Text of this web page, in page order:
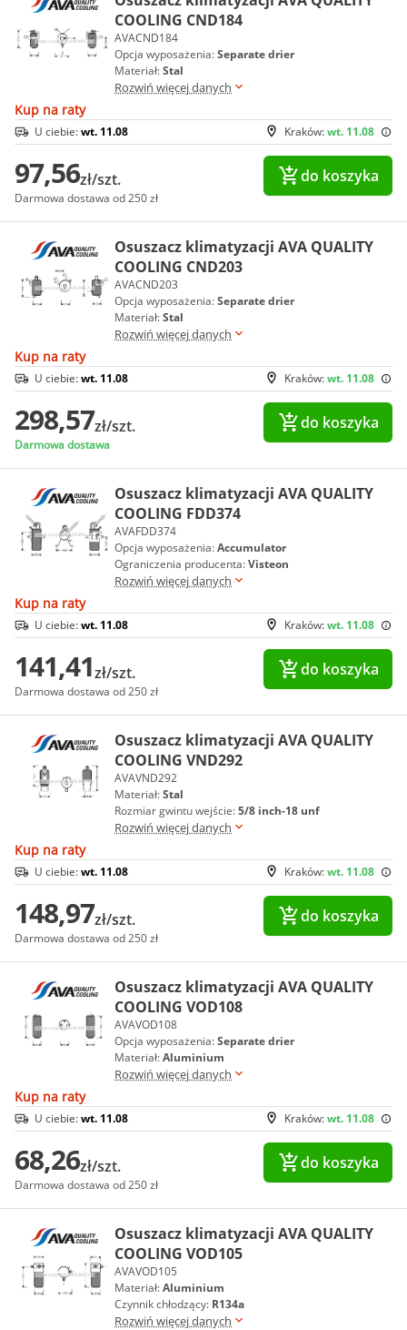
COOLING CND184
AVACND184
Opcja wyposażenia:Separate drier
Materiał:Stal
Rozwiń więcej danych
Kup na raty
Kraków:wt. 11.08
U ciebie:wt. 11.08
97,56zł/szt.
Darmowa dostawa od 250 zł
do koszyka
Osuszacz klimatyzacji AVA QUALITY
COOLING CND203
AVACND203
Opcja wyposażenia:Separate drier
Materiał:Stal
Rozwiń więcej danych
Kup na raty
Kraków:wt. 11.08
U ciebie:wt. 11.08
298,57zł/szt.
Darmowa dostawa
do koszyka
Osuszacz klimatyzacji AVA QUALITY
COOLING FDD374
AVAFDD374
Opcja wyposażenia:Accumulator
Ograniczenia producenta:Visteon
Rozwiń więcej danych
Kup na raty
Kraków:wt. 11.08
U ciebie:wt. 11.08
141,41zł/szt.
Darmowa dostawa od 250 zł
do koszyka
Osuszacz klimatyzacji AVA QUALITY
COOLING VND292
AVAVND292
Materiał:Stal
Rozmiar gwintu wejście:5/8 inch-18 unf
Rozwiń więcej danych
Kup na raty
Kraków:wt. 11.08
U ciebie:wt. 11.08
148,97zł/szt.
Darmowa dostawa od 250 zł
do koszyka
Osuszacz klimatyzacji AVA QUALITY
COOLING VOD108
AVAVOD108
Opcja wyposażenia:Separate drier
Materiał:Aluminium
Rozwiń więcej danych
Kup na raty
Kraków:wt. 11.08
U ciebie:wt. 11.08
68,26zł/szt.
Darmowa dostawa od 250 zł
do koszyka
Osuszacz klimatyzacji AVA QUALITY
COOLING VOD105
AVAVOD105
Materiał:Aluminium
Czynnik chłodzący: R134a
Rozwiń więcej danych